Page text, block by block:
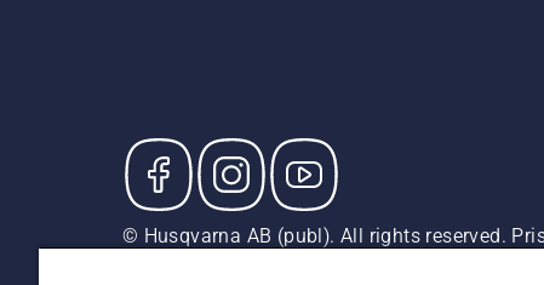
© Husqvarna AB (publ). All rights reserved.